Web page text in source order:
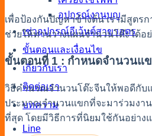
อุปกรณ์งานบุญ
เช่าอุปกรณ์อีเว้นต์สาขาอุดร
ขั้นตอนและเงื่อนไข
เกี่ยวกับเรา
ติดต่อเรา
บทความ
Line
เพื่อป้องกันปัญหาข้างต้น เรามีสูตร
ช่วยให้ท่านวางแผนจำนวนโต๊ะได้อ
ขั้นตอนที่ 1 : กำหนดจำนวนแ
วิธีคำนวณจำนวนโต๊ะจีนให้พอดีกับ
ประมาณจำนวนแขกที่จะมาร่วมงาน
ที่สุด โดยมีวิธีการที่นิยมใช้กันอย่าง